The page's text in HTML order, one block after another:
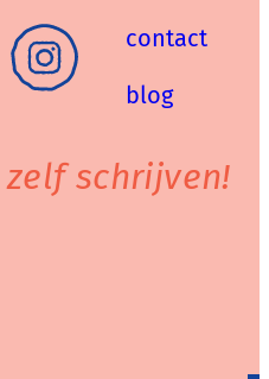
contact
blog
schrijven!